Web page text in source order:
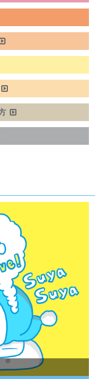
説！筋肉痛緩和ケア
ンの魅力を大追跡！
痩せる食べ方を伝授
レス解消法をご紹介
る現実…その理由と
は？
グのメリットとは？
なのか調査してみた
める朝トレのススメ
の基礎知識アレコレ
説！筋肉痛緩和ケア
しい理解で肉体改造